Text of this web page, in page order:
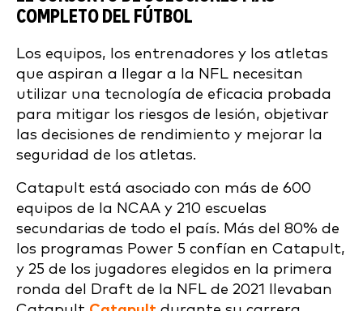
COMPLETO DEL FÚTBOL
Los equipos, los entrenadores y los atletas
que aspiran a llegar a la NFL necesitan
utilizar una tecnología de eficacia probada
para mitigar los riesgos de lesión, objetivar
las decisiones de rendimiento y mejorar la
seguridad de los atletas.
Catapult está asociado con más de 600
equipos de la NCAA y 210 escuelas
secundarias de todo el país. Más del 80% de
los programas Power 5 confían en Catapult,
y 25 de los jugadores elegidos en la primera
ronda del Draft de la NFL de 2021 llevaban